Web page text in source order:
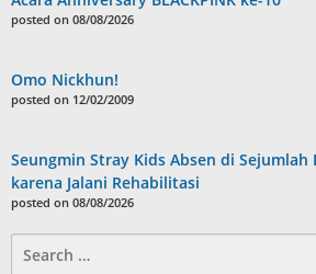
posted on 08/08/2026
Omo Nickhun!
posted on 12/02/2009
Seungmin Stray Kids Absen di Sejumlah
karena Jalani Rehabilitasi
posted on 08/08/2026
for: